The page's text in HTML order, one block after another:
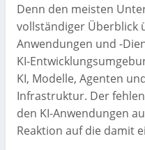
Denn den meisten
vollständiger Überblick
Anwendungen und -
KI-
KI, Modelle, Agenten
Infrastruktur. Der
den KI-Anwendungen
Reaktion auf die damit